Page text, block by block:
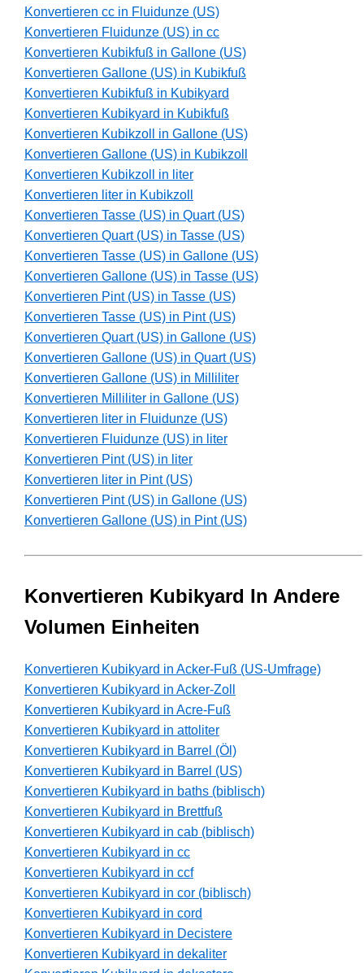
Konvertieren cc in Fluidunze (US)
Konvertieren Fluidunze (US) in cc
Konvertieren Kubikfuß in Gallone (US)
Konvertieren Gallone (US) in Kubikfuß
Konvertieren Kubikfuß in Kubikyard
Konvertieren Kubikyard in Kubikfuß
Konvertieren Kubikzoll in Gallone (US)
Konvertieren Gallone (US) in Kubikzoll
Konvertieren Kubikzoll in liter
Konvertieren liter in Kubikzoll
Konvertieren Tasse (US) in Quart (US)
Konvertieren Quart (US) in Tasse (US)
Konvertieren Tasse (US) in Gallone (US)
Konvertieren Gallone (US) in Tasse (US)
Konvertieren Pint (US) in Tasse (US)
Konvertieren Tasse (US) in Pint (US)
Konvertieren Quart (US) in Gallone (US)
Konvertieren Gallone (US) in Quart (US)
Konvertieren Gallone (US) in Milliliter
Konvertieren Milliliter in Gallone (US)
Konvertieren liter in Fluidunze (US)
Konvertieren Fluidunze (US) in liter
Konvertieren Pint (US) in liter
Konvertieren liter in Pint (US)
Konvertieren Pint (US) in Gallone (US)
Konvertieren Gallone (US) in Pint (US)
Konvertieren Kubikyard In Andere
Volumen Einheiten
Konvertieren Kubikyard in Acker-Fuß (US-Umfrage)
Konvertieren Kubikyard in Acker-Zoll
Konvertieren Kubikyard in Acre-Fuß
Konvertieren Kubikyard in attoliter
Konvertieren Kubikyard in Barrel (Öl)
Konvertieren Kubikyard in Barrel (US)
Konvertieren Kubikyard in baths (biblisch)
Konvertieren Kubikyard in Brettfuß
Konvertieren Kubikyard in cab (biblisch)
Konvertieren Kubikyard in cc
Konvertieren Kubikyard in ccf
Konvertieren Kubikyard in cor (biblisch)
Konvertieren Kubikyard in cord
Konvertieren Kubikyard in Decistere
Konvertieren Kubikyard in dekaliter